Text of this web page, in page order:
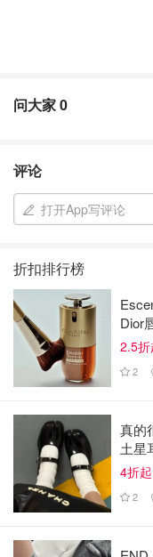
砂仁根：15g
胡萝卜：1~2根（切滚
可加入红枣2颗提甜、
做法：
排骨焯水去腥
将所有材料放入汤锅
大火煮开 → 转小火煲
加盐调味即可（或炖
四、适合人群：
久坐办公室、应酬多
不是寒凉体质的人都
问大家0
评论
打开App写评论
折扣排行榜
Dior
2.5
2
真的
土星
4折
2